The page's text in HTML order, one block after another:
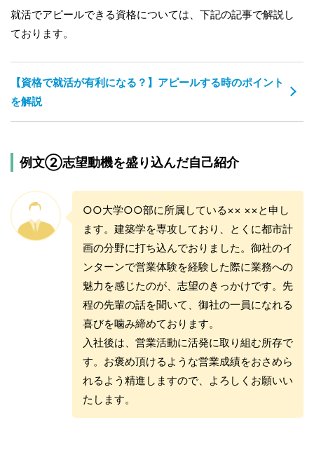
就活でアピールできる資格については、下記の記事で解説し
ております。
【資格で就活が有利になる？】アピールする時のポイント
を解説
例文②志望動機を盛り込んだ自己紹介
○○大学○○部に所属している×× ××と申し
ます。建築学を専攻しており、とくに都市計
画の分野に打ち込んでおりました。御社のイ
ンターンで営業体験を経験した際に業務への
魅力を感じたのが、志望のきっかけです。先
程の先輩の話を聞いて、御社の一員になれる
喜びを噛み締めております。
入社後は、営業活動に活発に取り組む所存で
す。お褒め頂けるような営業成績をおさめら
れるよう精進しますので、よろしくお願いい
たします。